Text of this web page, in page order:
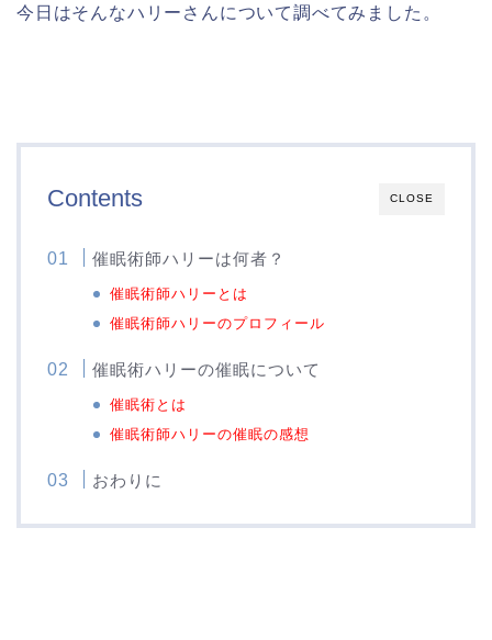
今日はそんなハリーさんについて調べてみました。
CLOSE
Contents
催眠術師ハリーは何者？
催眠術師ハリーとは
催眠術師ハリーのプロフィール
催眠術ハリーの催眠について
催眠術とは
催眠術師ハリーの催眠の感想
おわりに